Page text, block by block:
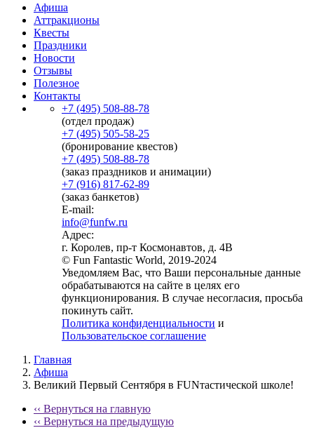
Афиша
Аттракционы
Квесты
Праздники
Новости
Отзывы
Полезное
Контакты
+7 (495) 508-88-78
(отдел продаж)
+7 (495) 505-58-25
(бронирование квестов)
+7 (495) 508-88-78
(заказ праздников и анимации)
+7 (916) 817-62-89
(заказ банкетов)
E-mail:
info@funfw.ru
Адрес:
г. Королев, пр-т Космонавтов, д. 4В
© Fun Fantastic World, 2019-2024
Уведомляем Вас, что Ваши персональные данные
обрабатываются на сайте в целях его
функционирования. В случае несогласия, просьба
покинуть сайт.
Политика конфиденциальности и
Пользовательское соглашение
Главная
Афиша
Великий Первый Сентября в FUNтастической школе!
‹‹ Вернуться на главную
‹‹ Вернуться на предыдущую